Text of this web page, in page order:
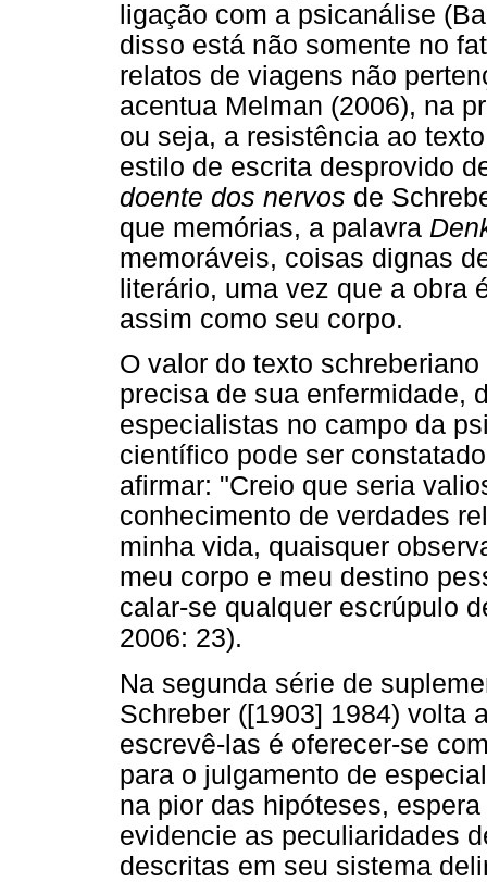
ligação com a psicanálise
disso está não somente no
relatos de viagens não
acentua Melman (2006), na
ou seja, a resistência ao
estilo de escrita desprovido
doente dos nervos de
que memórias, a palavra
memoráveis, coisas dignas
literário, uma vez que a obra
assim como seu corpo.
O valor do texto
precisa de sua enfermidade,
especialistas no campo da
científico pode ser
afirmar: "Creio que seria
conhecimento de verdades
minha vida, quaisquer
meu corpo e meu destino
calar-se qualquer escrúpulo
2006: 23).
Na segunda série de
Schreber ([1903] 1984) volta
escrevê-las é oferecer-se
para o julgamento de
na pior das hipóteses,
evidencie as peculiaridades
descritas em seu sistema